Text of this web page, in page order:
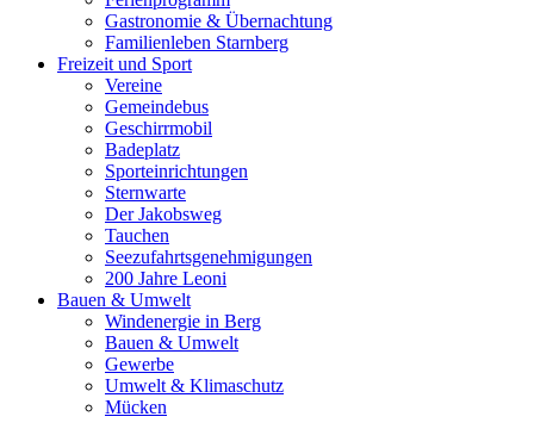
Gastronomie & Übernachtung
Familienleben Starnberg
Freizeit und Sport
Vereine
Gemeindebus
Geschirrmobil
Badeplatz
Sporteinrichtungen
Sternwarte
Der Jakobsweg
Tauchen
Seezufahrtsgenehmigungen
200 Jahre Leoni
Bauen & Umwelt
Windenergie in Berg
Bauen & Umwelt
Gewerbe
Umwelt & Klimaschutz
Mücken